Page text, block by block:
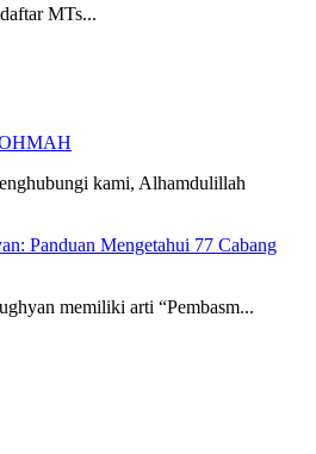
MTs...
kami, Alhamdulillah
Panduan Mengetahui 77 Cabang
memiliki arti “Pembasm...